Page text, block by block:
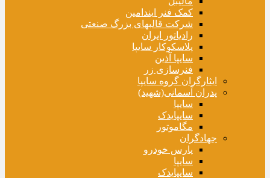
کمک فنر ایندامین
شرکت قالبهای بزرگ صنعتی
رادیاتور ایران
پلاسکوکار سایپا
سایپا آذین
فنرسازی زر
ایثارگران گروه سایپا
پدران آسمانی(شهید)
سایپا
سایپایدک
مگاموتور
جهادگران
پارس خودرو
سایپا
سایپایدک